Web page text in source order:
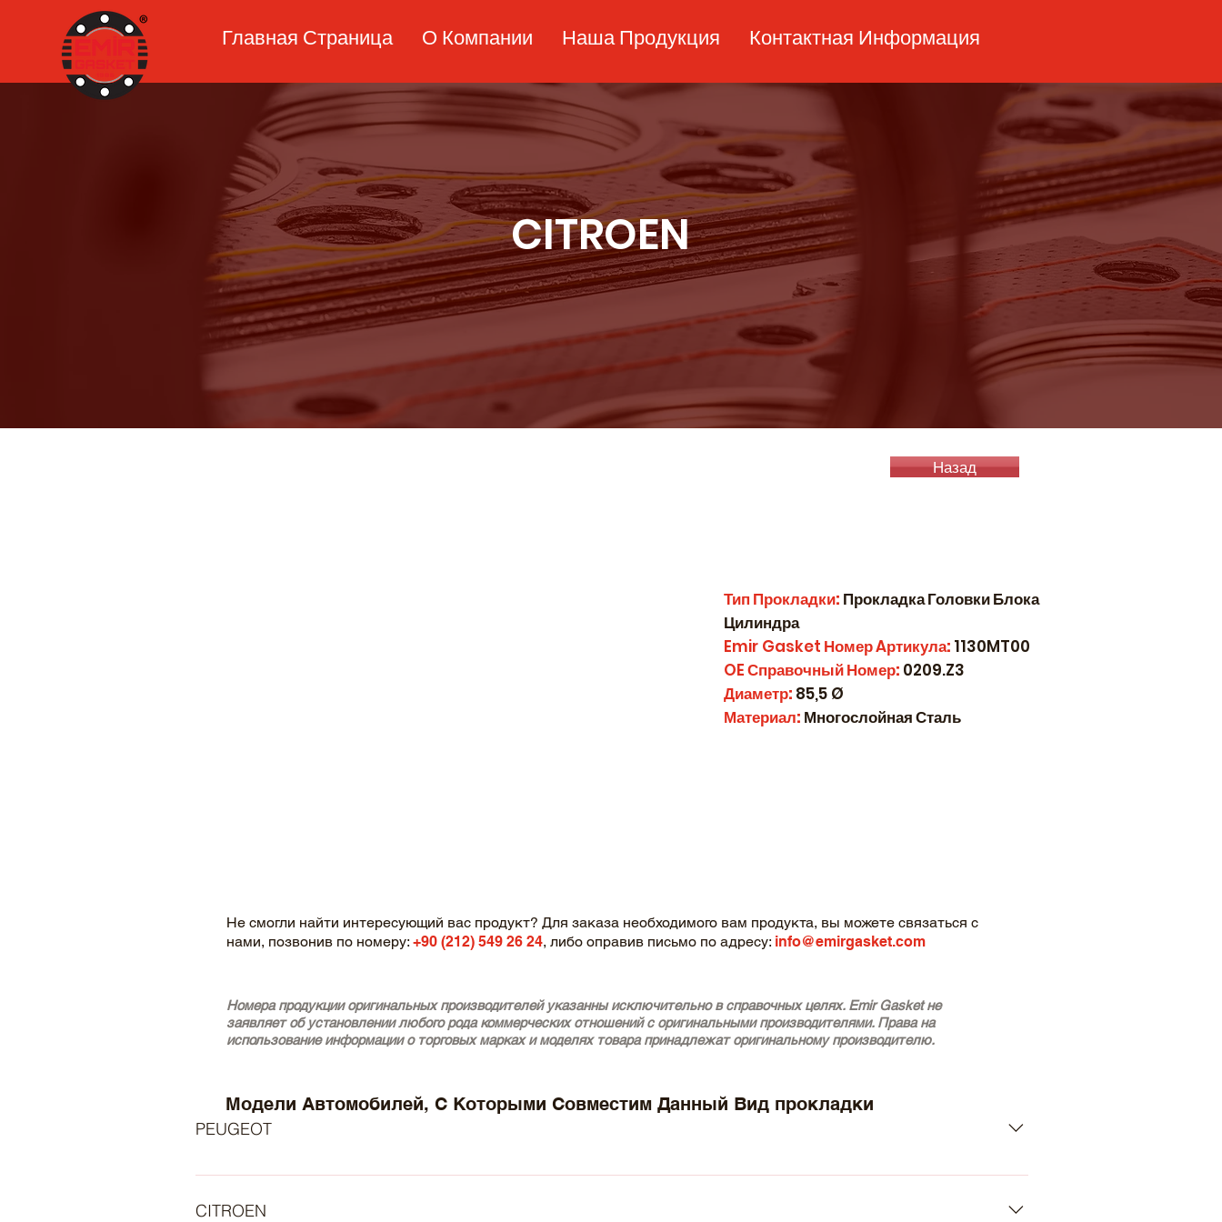
Главная Страница О Компании Наша Продукция Контактная Информация
CITROEN
Назад
Тип Прокладки: Прокладка Головки Блока
Цилиндра
Emir Gasket НомерAртикула: 1130MT00
OEСправочный Номер: 0209.Z3
Диаметр: 85,5 Ø
Материал: Многослойная Сталь
Не смогли найти интересующий вас продукт? Для заказа необходимого вам продукта, вы можете связаться с
нами, позвонив по номеру: +90 (212) 549 26 24, либо оправив письмо по адресу: info@emirgasket.com
Номера продукции оригинальных производителей указанны исключительно в справочных целях. Emir Gasket не
заявляет об установлении любого рода коммерческих отношений с оригинальными производителями. Права на
использование информации о торговых марках и моделях товара принадлежат оригинальному производителю.
PEUGEOT
- PEUGEOT 206 CC (2D) (Year of Construction 09.2000 - 12.2007, 136 , Petrol) - PEUGEOT 206 Hatchback (2A/C) (Year of
Petrol) - PEUGEOT 307 Hatchback (3A/C) (Year of Construction 08.2000 - 11.2007, 136 - 177 , Petrol) - PEUGEOT 307 Estate
CITROEN
Модели Автомобилей, С Которыми Совместим Данный Вид прокладки